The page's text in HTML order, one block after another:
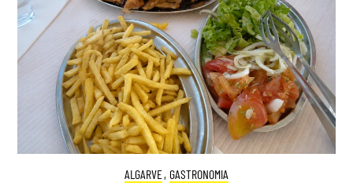
ALGARVE, GASTRONOMIA